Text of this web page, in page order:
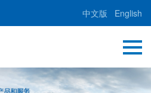
中文版 English